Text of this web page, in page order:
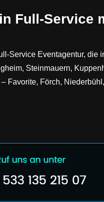
Full-Service
Service Eventagentur,
Steinmauern,
Favorite, Förch,